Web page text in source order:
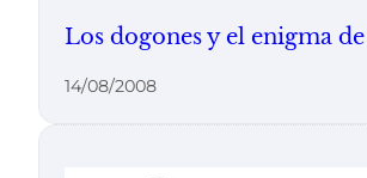
Los dogones y el enigma
14/08/2008